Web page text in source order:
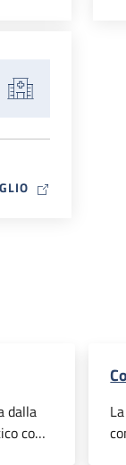
MAP ICON
dalla
con